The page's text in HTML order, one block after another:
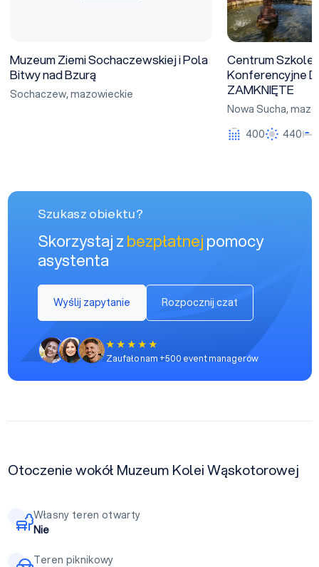
Muzeum Ziemi Sochaczewskiej i Pola
Bitwy nad Bzurą
Sochaczew,mazowieckie
Centrum
Konferencyjne
ZAMKNIĘTE
Nowa Sucha,
400
440
Szukasz obiektu?
Skorzystaj zbezpłatnejpomocy
asystenta
Wyślij zapytanie Rozpocznij czat
Zaufało nam +500 event managerów
Otoczenie wokół Muzeum Kolei Wąskotorowej
Własny teren otwarty
Nie
Teren piknikowy